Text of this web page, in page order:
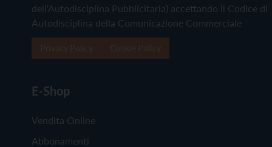
dell'Autodisciplina Pubblicitaria) accettando il Codice di
Autodisciplina della Comunicazione Commerciale
E-Shop
Vendita Online
Abbonamenti